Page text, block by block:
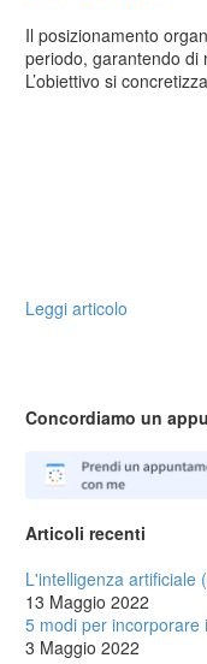
Il posizionamento
periodo, garantendo di
L’obiettivo si
Leggi articolo
Concordiamo un
Articoli recenti
L'intelligenza artificiale
13 Maggio 2022
5 modi per incorporare
3 Maggio 2022